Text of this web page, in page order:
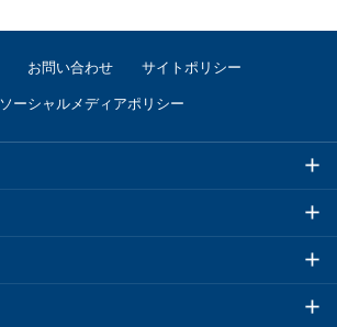
お問い合わせ サイトポリシー
ソーシャルメディアポリシー